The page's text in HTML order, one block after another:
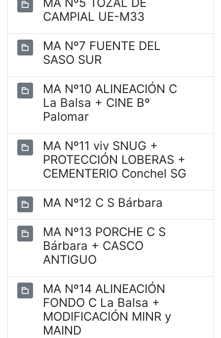
CAMPIAL UE-M33
MA Nº7 FUENTE DEL
SASO SUR
MA Nº10 ALINEACIÓN C
La Balsa + CINE Bº
Palomar
MA Nº11 viv SNUG +
PROTECCIÓN LOBERAS +
CEMENTERIO Conchel SG
MA Nº12 C S Bárbara
MA Nº13 PORCHE C S
Bárbara + CASCO
ANTIGUO
MA Nº14 ALINEACIÓN
FONDO C La Balsa +
MODIFICACIÓN MINR y
MAIND